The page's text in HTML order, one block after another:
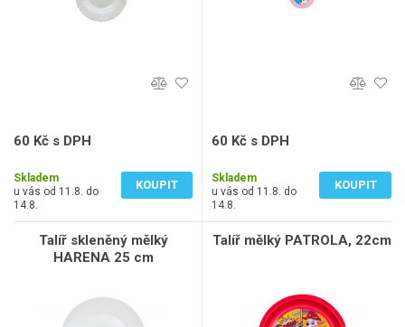
60 Kč s DPH
Skladem
u vás od 11.8. do
14.8.
KOUPIT
60 Kč s DPH
Skladem
u vás od 11.8. do
14.8.
KOUPIT
Talíř skleněný mělký
HARENA 25 cm
Talíř mělký PATROLA, 22cm